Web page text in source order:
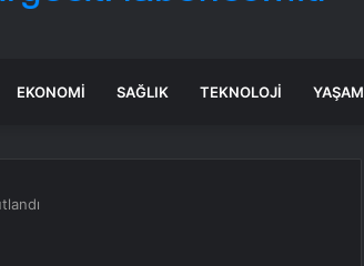
EKONOMI SAĞLIK TEKNOLOJI YAŞAM